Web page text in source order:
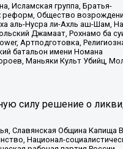
Исламская группа, Братья-
реформ, Общество
аль-Нусра ли-Ахль аш-Шам,
Джамаат, Рохнамо ба
Артподготовка,
батальон имени Номана
Маньяки Культ Убийц,
силу решение о
Славянская Община Капища
Национал-